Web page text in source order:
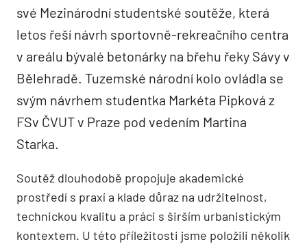
své Mezinárodní studentské soutěže, která
letos řeší návrh sportovně-rekreačního centra
v areálu bývalé betonárky na břehu řeky Sávy v
Bělehradě. Tuzemské národní kolo ovládla se
svým návrhem studentka Markéta Pipková z
FSv ČVUT v Praze pod vedením Martina
Starka.
Soutěž dlouhodobě propojuje akademické
prostředí s praxí a klade důraz na udržitelnost,
technickou kvalitu a práci s širším urbanistickým
kontextem. U této příležitosti jsme položili několik